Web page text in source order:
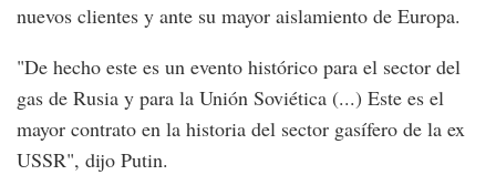
nuevos clientes y ante su mayor aislamiento de Europa.
"De hecho este es un evento histórico para el sector del
gas de Rusia y para la Unión Soviética (...) Este es el
mayor contrato en la historia del sector gasífero de la ex
USSR", dijo Putin.